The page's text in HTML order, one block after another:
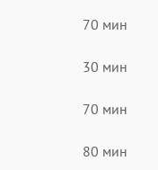
70 мин
30 мин
70 мин
80 мин